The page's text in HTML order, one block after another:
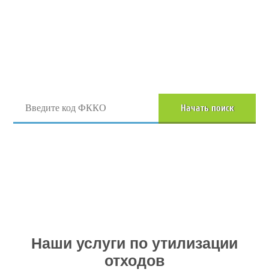
Начать поиск
Наши услуги по утилизации
отходов